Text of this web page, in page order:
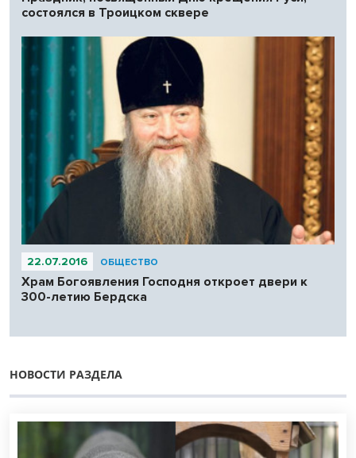
состоялся в Троицком сквере
22.07.2016 ОБЩЕСТВО
Храм Богоявления Господня откроет двери к
300-летию Бердска
НОВОСТИ РАЗДЕЛА